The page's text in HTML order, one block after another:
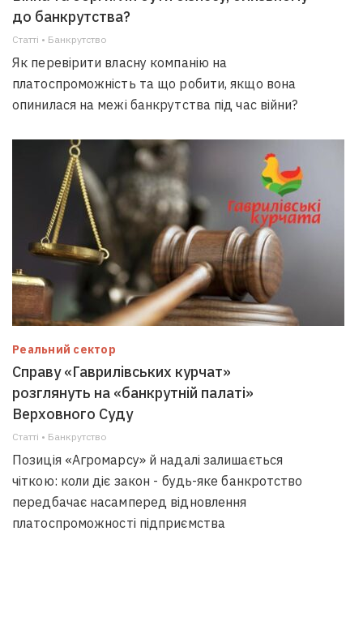
до банкрутства?
Статті • Банкрутство
Як перевірити власну компанію на
платоспроможність та що робити, якщо вона
опинилася на межі банкрутства під час війни?
Реальний сектор
Справу «Гаврилівських курчат»
розглянуть на «банкрутній палаті»
Верховного Суду
Статті • Банкрутство
Позиція «Агромарсу» й надалі залишається
чіткою: коли діє закон - будь-яке банкротство
передбачає насамперед відновлення
платоспроможності підприємства